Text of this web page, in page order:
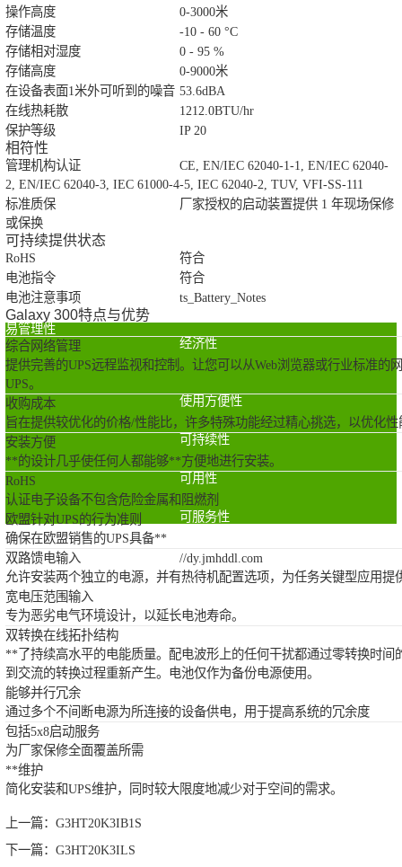
操作高度
0-3000米
存储温度
-10 - 60 °C
存储相对湿度
0 - 95 %
存储高度
0-9000米
在设备表面1米外可听到的噪音 53.6dBA
在线热耗散
1212.0BTU/hr
保护等级
IP 20
相符性
管理机构认证
CE, EN/IEC 62040-1-1, EN/IEC 62040-
2, EN/IEC 62040-3, IEC 61000-4-5, IEC 62040-2, TUV, VFI-SS-111
标准质保
厂家授权的启动装置提供 1 年现场保修
或保换
可持续提供状态
RoHS
符合
电池指令
符合
电池注意事项
ts_Battery_Notes
Galaxy 300特点与优势
易管理性
综合网络管理
提供完善的UPS远程监视和控制。让您可以从Web浏览器或行业标准的
UPS。
经济性
收购成本
旨在提供较优化的价格/性能比，许多特殊功能经过精心挑选，以优化
使用方便性
安装方便
**的设计几乎使任何人都能够**方便地进行安装。
可持续性
RoHS
认证电子设备不包含危险金属和阻燃剂
欧盟针对UPS的行为准则
确保在欧盟销售的UPS具备**
可用性
双路馈电输入
允许安装两个独立的电源，并有热待机配置选项，为任务关键型应用提
宽电压范围输入
专为恶劣电气环境设计，以延长电池寿命。
双转换在线拓扑结构
**了持续高水平的电能质量。配电波形上的任何干扰都通过零转换时间
到交流的转换过程重新产生。电池仅作为备份电源使用。
能够并行冗余
通过多个不间断电源为所连接的设备供电，用于提高系统的冗余度
可服务性
包括5x8启动服务
为厂家保修全面覆盖所需
**维护
简化安装和UPS维护，同时较大限度地减少对于空间的需求。
//dy.jmhddl.com
上一篇： G3HT20K3IB1S
下一篇： G3HT20K3ILS